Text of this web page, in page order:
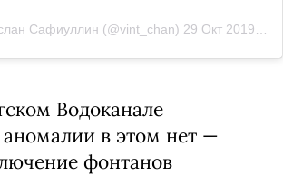
Сафиуллин (@vint_chan) 29 Окт 2019 в 4:24 PDT
Водоканале
аномалии в этом нет —
фонтанов